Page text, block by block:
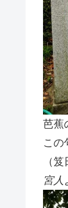
芭蕉
この
（
宮